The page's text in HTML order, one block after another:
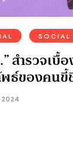
SOCIAL
สำรวจเบื้
พธ์ของคน